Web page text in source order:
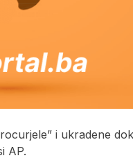
i ukradene
AP.